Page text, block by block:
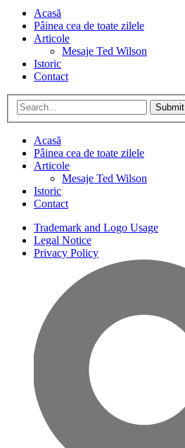
Acasă
Pâinea cea de toate zilele
Articole
Mesaje Ted Wilson
Istoric
Contact
Submit
Acasă
Pâinea cea de toate zilele
Articole
Mesaje Ted Wilson
Istoric
Contact
Trademark and Logo Usage
Legal Notice
Privacy Policy